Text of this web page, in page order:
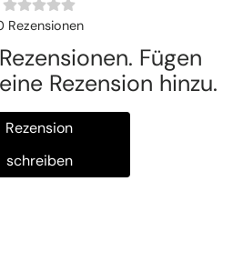
Rezensionen
Fügen
Rezension hinzu.
Rezension
schreiben